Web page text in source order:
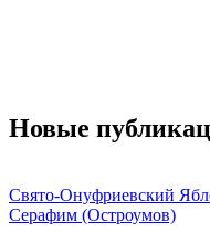
Новые
Свято-Онуфриевский
Серафим (Остроумов)